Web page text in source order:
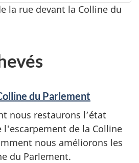
la rue devant la Colline du
du Parlement
nous restaurons l’état
de la Colline
nous améliorons les
du Parlement.